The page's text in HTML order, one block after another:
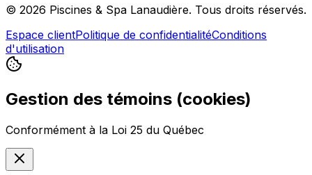
© 2026 Piscines & Spa Lanaudière. Tous droits réservés.
Espace clientPolitique de confidentialitéConditions
d'utilisation
Gestion des témoins (cookies)
Conformément à la Loi 25 du Québec